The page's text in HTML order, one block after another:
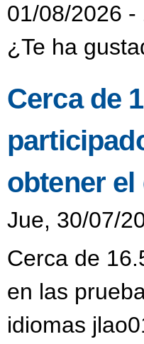
01/08/2026 -
¿Te ha
Cerca de
obtener
Jue, 30/07/
Cerca de
en las
idiomas